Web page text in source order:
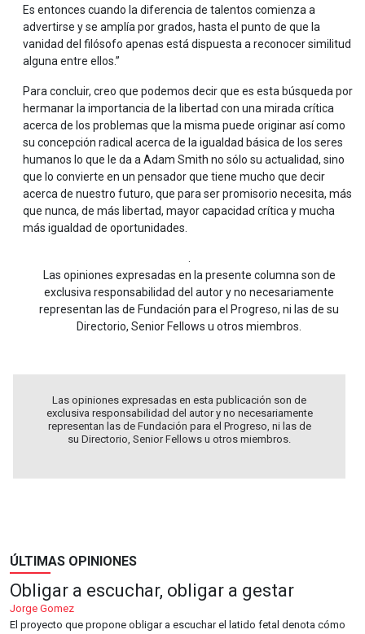
Es entonces cuando la diferencia de talentos comienza a
advertirse y se amplía por grados, hasta el punto de que la
vanidad del filósofo apenas está dispuesta a reconocer similitud
alguna entre ellos.”
Para concluir, creo que podemos decir que es esta búsqueda por
hermanar la importancia de la libertad con una mirada crítica
acerca de los problemas que la misma puede originar así como
su concepción radical acerca de la igualdad básica de los seres
humanos lo que le da a Adam Smith no sólo su actualidad, sino
que lo convierte en un pensador que tiene mucho que decir
acerca de nuestro futuro, que para ser promisorio necesita, más
que nunca, de más libertad, mayor capacidad crítica y mucha
más igualdad de oportunidades.
Las opiniones expresadas en la presente columna son de
exclusiva responsabilidad del autor y no necesariamente
representan las de Fundación para el Progreso, ni las de su
Directorio, Senior Fellows u otros miembros.
Las opiniones expresadas en esta publicación son de
exclusiva responsabilidad del autor y no necesariamente
representan las de Fundación para el Progreso, ni las de
su Directorio, Senior Fellows u otros miembros.
ÚLTIMAS OPINIONES
Obligar a escuchar, obligar a gestar
Jorge Gomez
El proyecto que propone obligar a escuchar el latido fetal denota cómo